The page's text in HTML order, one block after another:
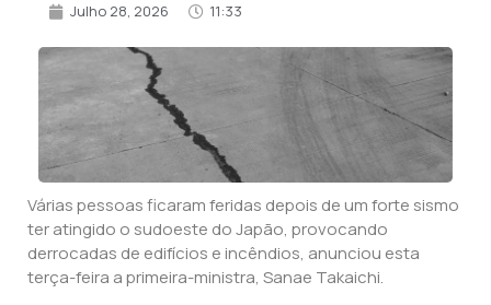
Julho 28, 2026 11:33
Várias pessoas ficaram feridas depois de um forte sismo
ter atingido o sudoeste do Japão, provocando
derrocadas de edifícios e incêndios, anunciou esta
terça-feira a primeira-ministra, Sanae Takaichi.